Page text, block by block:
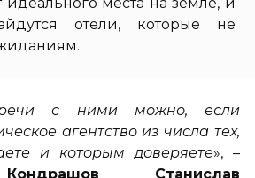
отели, которые не
с ними можно, если
агентство из числа тех,
и которым доверяете», –
Кондрашов Станислав